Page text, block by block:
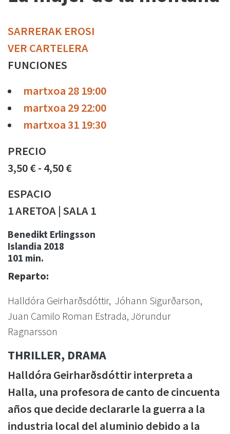
SARRERAK EROSI
VER CARTELERA
FUNCIONES
martxoa 28 19:00
martxoa 29 22:00
martxoa 31 19:30
PRECIO
3,50 € - 4,50 €
ESPACIO
1 ARETOA | SALA 1
Benedikt Erlingsson
Islandia 2018
101 min.
Reparto:
Halldóra Geirharðsdóttir, Jóhann Sigurðarson,
Juan Camilo Roman Estrada, Jörundur
Ragnarsson
THRILLER, DRAMA
Halldóra Geirharðsdóttir interpreta a
Halla, una profesora de canto de cincuenta
años que decide declararle la guerra a la
industria local del aluminio debido a la